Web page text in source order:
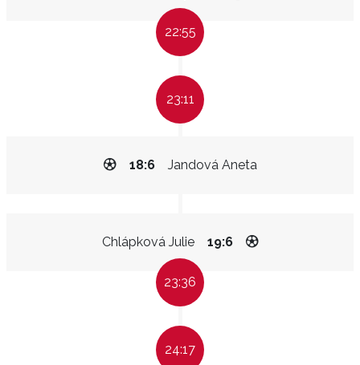
22:55
23:11
Jandová Aneta
18:6
Chlápková Julie 19:6
23:36
24:17